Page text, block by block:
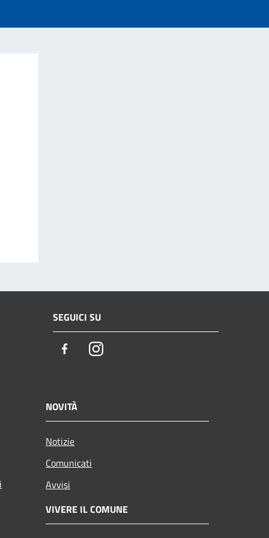
SEGUICI SU
FacebookInstagram
NOVITÀ
Notizie
Comunicati
Avvisi
VIVERE IL COMUNE